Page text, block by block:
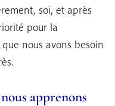
soi, et après
pour la
nous avons besoin
apprenons